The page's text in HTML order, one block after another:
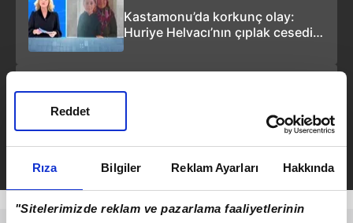
Rıza Bilgiler Reklam Ayarları Hakkında
"Sitelerimizde reklam ve pazarlama faaliyetlerinin
Reddet
Kastamonu’da korkunç olay:
Huriye Helvacı’nın çıplak cesedi
MHP lideri Devlet Bahçeli'den